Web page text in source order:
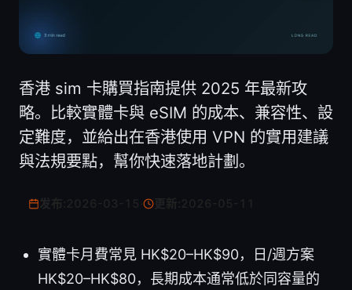
香港 sim 卡購買指南提供 2025 年最新攻
略。比較實體卡與 eSIM 的成本、兼容性、設
定難度，並給出在香港使用 VPN 的實用建議
與法規要點，幫你快速落地計劃。
更新:
實體卡月費常見 HK$20–HK$90，日/週方案
HK$20–HK$80，長期成本通常低於同容量的